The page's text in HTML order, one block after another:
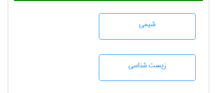
شيمی
زيست شناسی